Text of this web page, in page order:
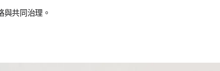
共同治理。